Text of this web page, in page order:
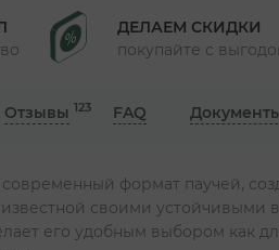
ДЕЛАЕМ СКИДКИ
покупайте с
Отзывы 123 FAQ
современный формат паучей,
своими
его удобным выбором как